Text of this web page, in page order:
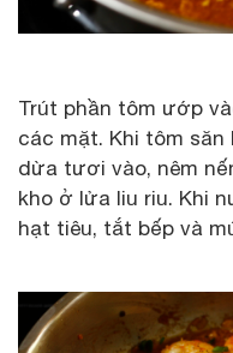
Trút phần tôm ướp
các mặt. Khi tôm săn
dừa tươi vào, nêm
kho ở lửa liu riu. Khi
hạt tiêu, tắt bếp và